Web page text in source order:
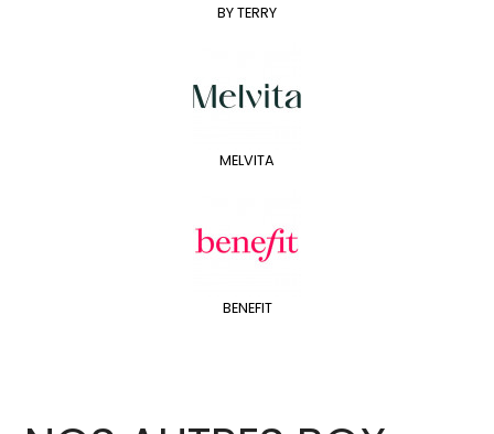
BY TERRY
MELVITA
BENEFIT